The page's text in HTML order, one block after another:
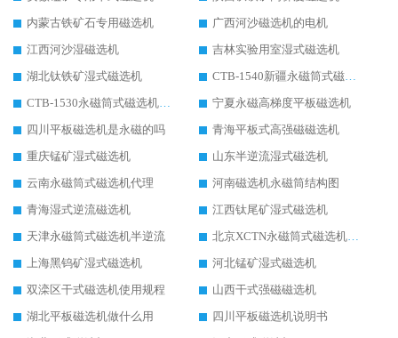
内蒙古铁矿石专用磁选机
广西河沙磁选机的电机
江西河沙湿磁选机
吉林实验用室湿式磁选机
湖北钛铁矿湿式磁选机
CTB-1540新疆永磁筒式磁选机
CTB-1530永磁筒式磁选机代理商
宁夏永磁高梯度平板磁选机
四川平板磁选机是永磁的吗
青海平板式高强磁磁选机
重庆锰矿湿式磁选机
山东半逆流湿式磁选机
云南永磁筒式磁选机代理
河南磁选机永磁筒结构图
青海湿式逆流磁选机
江西钛尾矿湿式磁选机
天津永磁筒式磁选机半逆流
北京XCTN永磁筒式磁选机磁块位置
上海黑钨矿湿式磁选机
河北锰矿湿式磁选机
双滦区干式磁选机使用规程
山西干式强磁磁选机
湖北平板磁选机做什么用
四川平板磁选机说明书